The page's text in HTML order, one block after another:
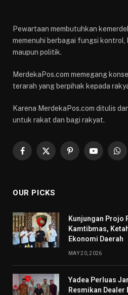
Pewartaan membutuhkan
memenuhi berbagai fungsi kontrol,
maupun politik.
MerdekaPos.com memegang
terarah yang berpihak kepada
Karena MerdekaPos.com ditulis
untuk rakat dan bagi rakyat.
Facebook
X
PinterestYouTube
OUR PICKS
Kunjungan Projo
Kamtibmas,
Ekonomi Daerah
MAY 20, 2026
Yadea Perluas
Resmikan Dealer